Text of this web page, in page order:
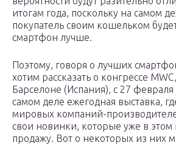
итогам года, поскольку на самом
покупатель своим кошельком
смартфон лучше.
Поэтому, говоря о лучших
хотим рассказать о конгрессе
Барселоне (Испания), с 27 февраля
самом деле ежегодная выставка,
мировых компаний-
свои новинки, которые уже в этом
продажу. Вот о некоторых из них